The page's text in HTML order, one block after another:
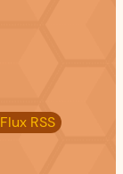
Flux RSS